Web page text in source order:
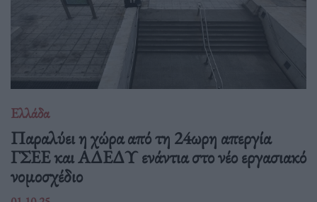
Ελλάδα
Παραλύει η χώρα από τη 24ωρη απεργία
ΓΣΕΕ και ΑΔΕΔΥ ενάντια στο νέο εργασιακό
νομοσχέδιο